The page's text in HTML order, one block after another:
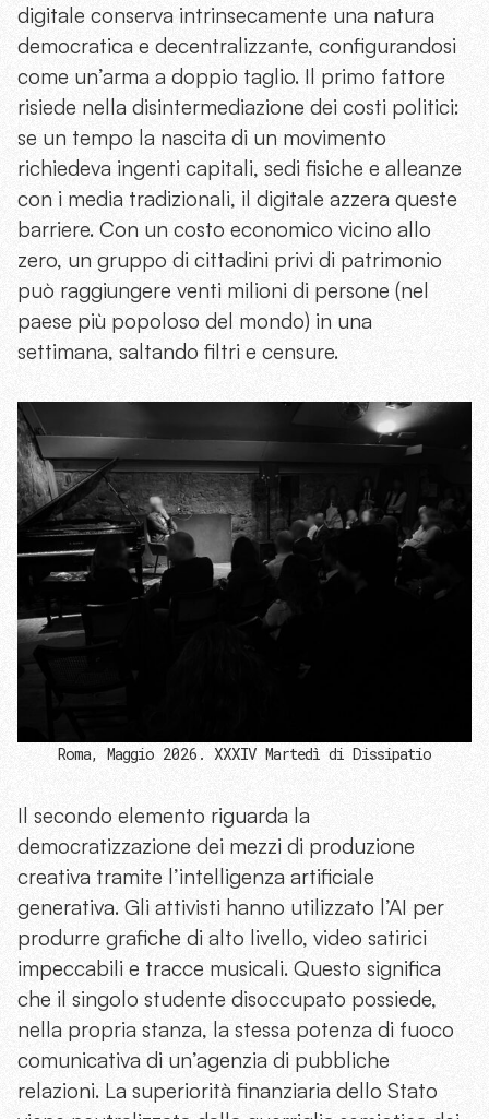
digitale conserva intrinsecamente una natura
democratica e decentralizzante, configurandosi
come un’arma a doppio taglio. Il primo fattore
risiede nella disintermediazione dei costi politici:
se un tempo la nascita di un movimento
richiedeva ingenti capitali, sedi fisiche e alleanze
con i media tradizionali, il digitale azzera queste
barriere. Con un costo economico vicino allo
zero, un gruppo di cittadini privi di patrimonio
può raggiungere venti milioni di persone (nel
paese più popoloso del mondo) in una
settimana, saltando filtri e censure.
Roma, Maggio 2026. XXXIV Martedì di Dissipatio
Il secondo elemento riguarda la
democratizzazione dei mezzi di produzione
creativa tramite l’intelligenza artificiale
generativa. Gli attivisti hanno utilizzato l’AI per
produrre grafiche di alto livello, video satirici
impeccabili e tracce musicali. Questo significa
che il singolo studente disoccupato possiede,
nella propria stanza, la stessa potenza di fuoco
comunicativa di un’agenzia di pubbliche
relazioni. La superiorità finanziaria dello Stato